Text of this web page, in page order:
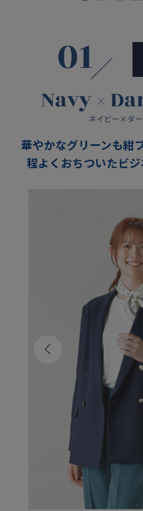
華やかなグリーンも紺
程よくおちついたビ